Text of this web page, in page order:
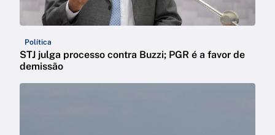
Política
STJ julga processo contra Buzzi; PGR é a favor de
demissão